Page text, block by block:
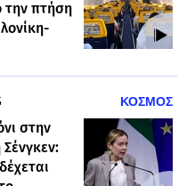
την πτήση
ΚΟΣΜΟΣ
στην
Σένγκεν: